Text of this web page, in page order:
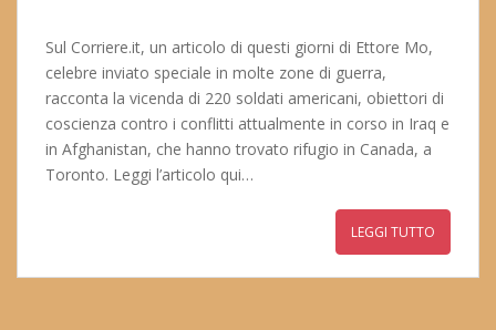
Sul Corriere.it, un articolo di questi giorni di Ettore Mo,
celebre inviato speciale in molte zone di guerra,
racconta la vicenda di 220 soldati americani, obiettori di
coscienza contro i conflitti attualmente in corso in Iraq e
in Afghanistan, che hanno trovato rifugio in Canada, a
Toronto. Leggi l’articolo qui…
LEGGI TUTTO